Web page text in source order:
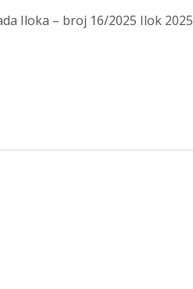
Iloka – broj 16/2025 Ilok 2025